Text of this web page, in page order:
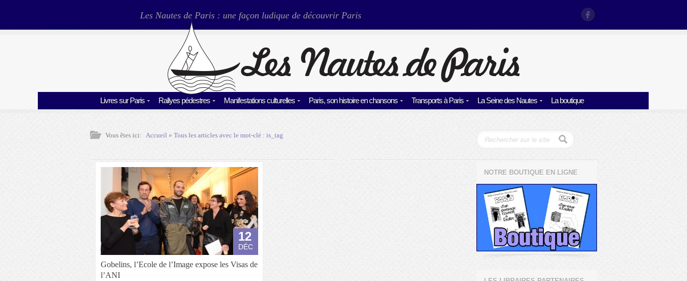
Les Nautes de Paris : une façon ludique de découvrir Paris
Livres sur Paris Rallyes pédestres Manifestations culturelles Paris, son histoire en chansons Transports à Paris La Seine des Nautes La boutique
Vous êtes ici: Accueil» Tous les articles avec le mot-clé :is_tag
12
DÉC
Gobelins, l’Ecole de l’Image expose les Visas de
l’ANI
NOTRE BOUTIQUE EN LIGNE